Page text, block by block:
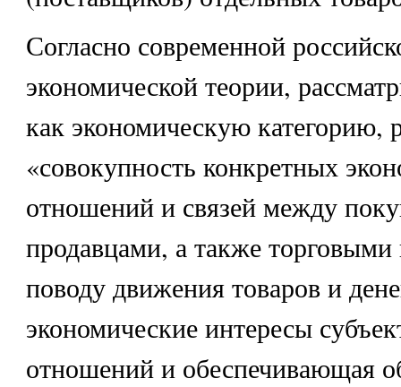
Согласно современной
экономической теории,
как экономическую категорию,
«совокупность конкретных
отношений и связей между
продавцами, а также
поводу движения товаров и
экономические интересы
отношений и обеспечивающая